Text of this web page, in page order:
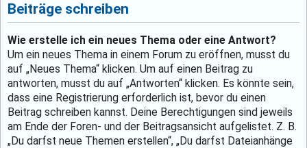
Beiträge schreiben
Wie erstelle ich ein neues Thema oder eine Antwort?
Um ein neues Thema in einem Forum zu eröffnen, musst du
auf „Neues Thema“ klicken. Um auf einen Beitrag zu
antworten, musst du auf „Antworten“ klicken. Es könnte sein,
dass eine Registrierung erforderlich ist, bevor du einen
Beitrag schreiben kannst. Deine Berechtigungen sind jeweils
am Ende der Foren- und der Beitragsansicht aufgelistet. Z. B.
„Du darfst neue Themen erstellen“, „Du darfst Dateianhänge